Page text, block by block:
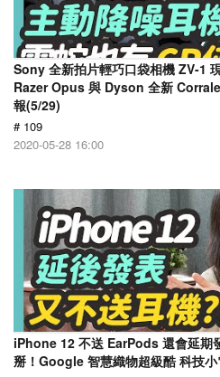
Sony 全新拍片輕巧口袋相機 ZV-1
Razer Opus 與 Dyson 全新
報(5/29)
# 109
2020-05-28 16:00
iPhone 12 不送 EarPods 還會延期
掰！Google 智慧織物超級酷 科技